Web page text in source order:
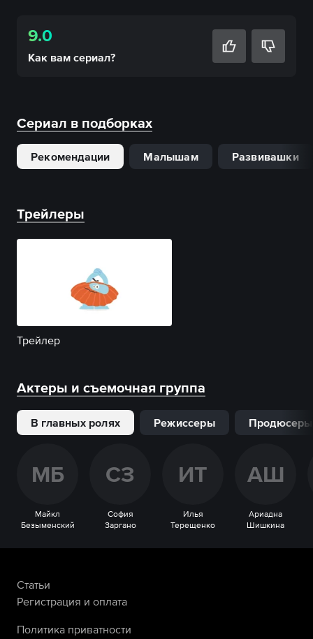
9.0
Как вам сериал?
Сериал в подборках
Рекомендации Малышам Развивашки
Трейлеры
Трейлер
Актеры и съемочная группа
В главных ролях Режиссеры Продюсеры
МБ
Майкл
Безыменский
СЗ
София
Заргано
ИТ
Илья
Терещенко
АШ
Ариадна
Шишкина
Статьи
Регистрация и оплата
Политика приватности